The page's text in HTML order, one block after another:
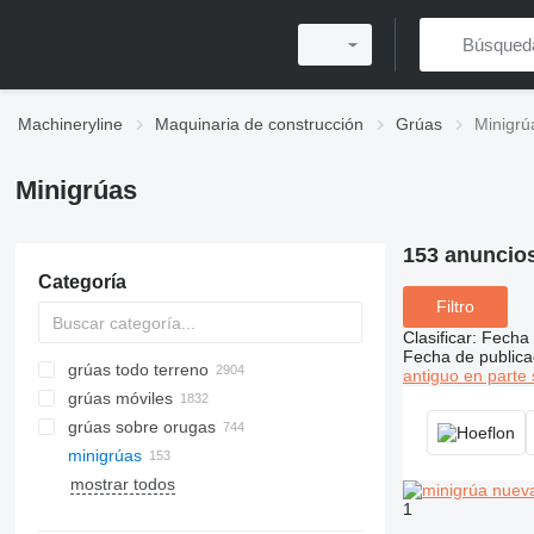
Machineryline Maquinaria de construcción Grúas
Minigrúas
Categoría
grúas todo terreno
grúas móviles
grúas sobre orugas
minigrúas
mostrar todos
153
Filtro
Clasificar: Fecha
Fecha de
antiguo en parte
1